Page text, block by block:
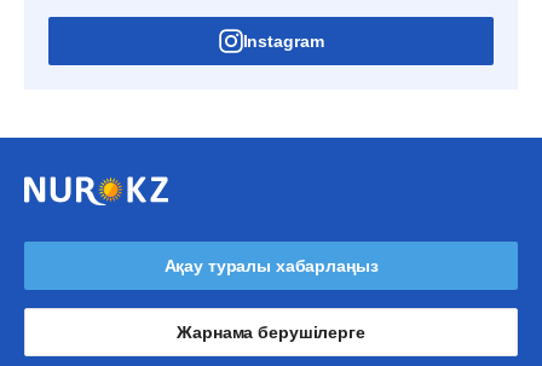
Instagram
Ақау туралы хабарлаңыз
Жарнама берушілерге